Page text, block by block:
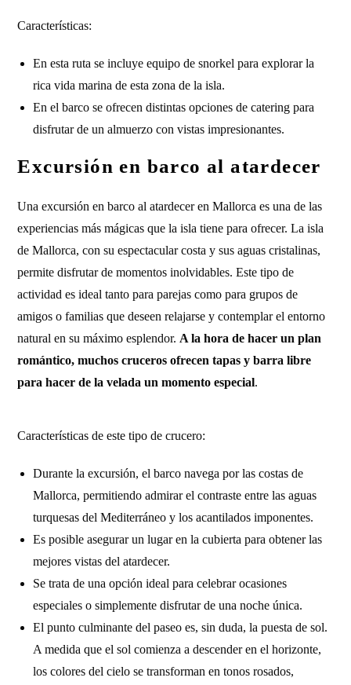
Características:
En esta ruta se incluye equipo de snorkel para explorar la
rica vida marina de esta zona de la isla.
En el barco se ofrecen distintas opciones de catering para
disfrutar de un almuerzo con vistas impresionantes.
Excursión en barco al atardecer
Una excursión en barco al atardecer en Mallorca es una de las
experiencias más mágicas que la isla tiene para ofrecer. La isla
de Mallorca, con su espectacular costa y sus aguas cristalinas,
permite disfrutar de momentos inolvidables. Este tipo de
actividad es ideal tanto para parejas como para grupos de
amigos o familias que deseen relajarse y contemplar el entorno
natural en su máximo esplendor. A la hora de hacer un plan
romántico, muchos cruceros ofrecen tapas y barra libre
para hacer de la velada un momento especial.
Características de este tipo de crucero:
Durante la excursión, el barco navega por las costas de
Mallorca, permitiendo admirar el contraste entre las aguas
turquesas del Mediterráneo y los acantilados imponentes.
Es posible asegurar un lugar en la cubierta para obtener las
mejores vistas del atardecer.
Se trata de una opción ideal para celebrar ocasiones
especiales o simplemente disfrutar de una noche única.
El punto culminante del paseo es, sin duda, la puesta de sol.
A medida que el sol comienza a descender en el horizonte,
los colores del cielo se transforman en tonos rosados,